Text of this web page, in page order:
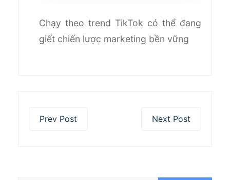
Chạy theo trend TikTok có thể đang
giết chiến lược marketing bền vững
Prev Post Next Post